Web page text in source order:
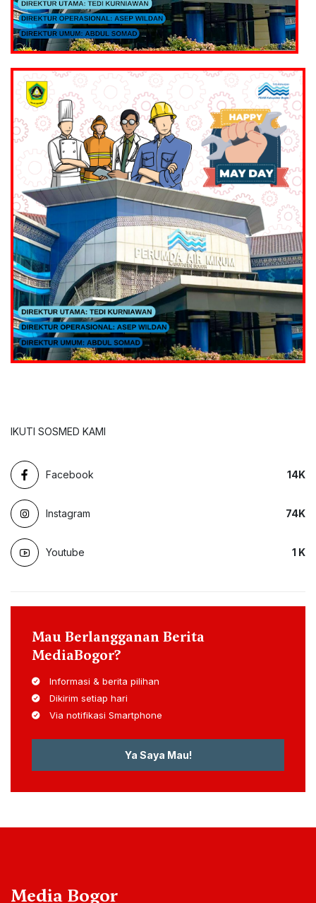
IKUTI SOSMED KAMI
Facebook 14K
Instagram 74K
Youtube 1 K
Mau Berlangganan Berita
MediaBogor?
Informasi & berita pilihan
Dikirim setiap hari
Via notifikasi Smartphone
Ya Saya Mau!
Media Bogor